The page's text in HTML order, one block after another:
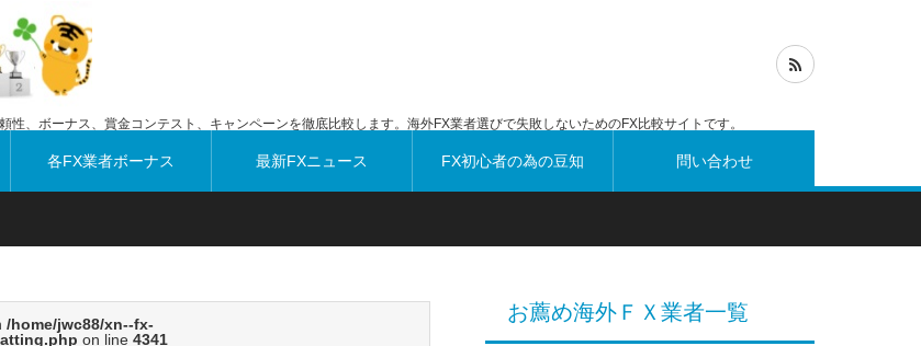
、ボーナス、賞金コンテスト、キャンペーンを徹底比較します。海外FX業者選びで失敗しないためのFX比較サイトです。
各FX業者ボーナス 最新FXニュース FX初心者の為の豆知 問い合わせ
/home/jwc88/xn--fx-
on line 4341
お薦め海外ＦＸ業者一覧